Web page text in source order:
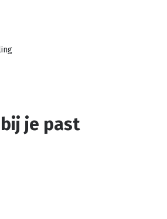
je past